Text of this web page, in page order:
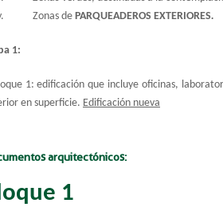
Zonas de PARQUEADEROS EXTERIORES.
1:
1: edificación que incluye oficinas,
en superficie. Edificación nueva
arquitectónicos:
1